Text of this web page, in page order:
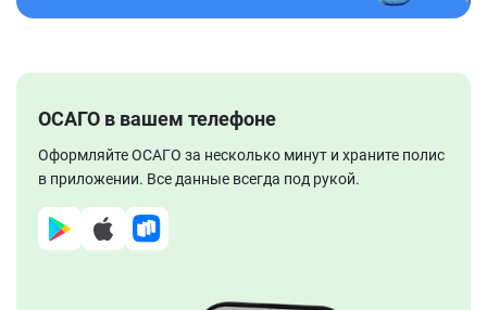
ОСАГО в вашем телефоне
Оформляйте ОСАГО за несколько минут и храните полис
в приложении. Все данные всегда под рукой.